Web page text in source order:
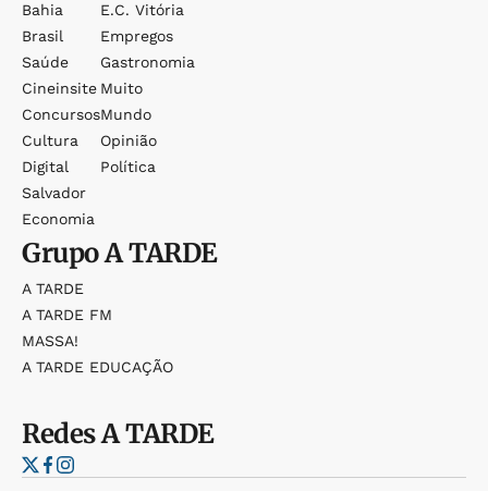
Bahia
Brasil
Saúde
Cineinsite
Concursos
Cultura
Digital
Salvador
Economia
E.c. Vitória
Empregos
Gastronomia
Muito
Mundo
Opinião
Política
GrupoA TARDE
A TARDE
A TARDE FM
MASSA!
A TARDE EDUCAÇÃO
RedesA TARDE